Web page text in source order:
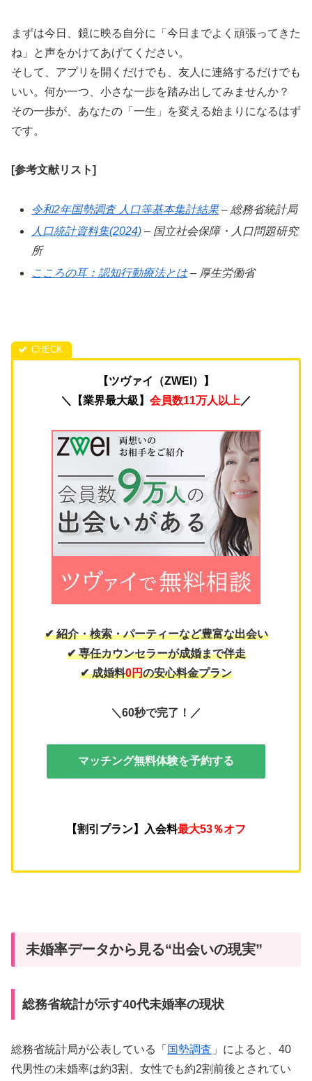
まずは今日、鏡に映る自分に「今日までよく頑張ってきた
ね」と声をかけてあげてください。
そして、アプリを開くだけでも、友人に連絡するだけでも
いい。何か一つ、小さな一歩を踏み出してみませんか？
その一歩が、あなたの「一生」を変える始まりになるはず
です。
[参考文献リスト]
令和2年国勢調査 人口等基本集計結果– 総務省統計局
人口統計資料集(2024) – 国立社会保障・人口問題研究
所
こころの耳：認知行動療法とは– 厚生労働省
【ツヴァイ（ZWEI）】
＼【業界最大級】 会員数11万人以上 ／
✔ 紹介・検索・パーティーなど豊富な出会い
✔ 専任カウンセラーが成婚まで伴走
✔ 成婚料0円の安心料金プラン
＼60秒で完了！／
マッチング無料体験を予約する
【割引プラン】入会料最大53％オフ
未婚率データから見る“出会いの現実”
総務省統計が示す40代未婚率の現状
総務省統計局が公表している「 国勢調査 」によると、40
代男性の未婚率は約3割、女性でも約2割前後とされてい